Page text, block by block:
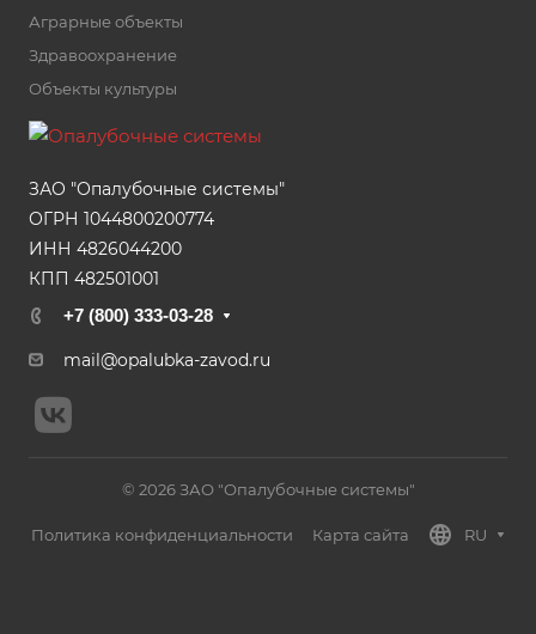
Аграрные объекты
Здравоохранение
Объекты культуры
ЗАО "Опалубочные системы"
ОГРН 1044800200774
ИНН 4826044200
КПП 482501001
+7 (800) 333-03-28
mail@opalubka-zavod.ru
© 2026 ЗАО "Опалубочные системы"
Политика конфиденциальности Карта сайта RU